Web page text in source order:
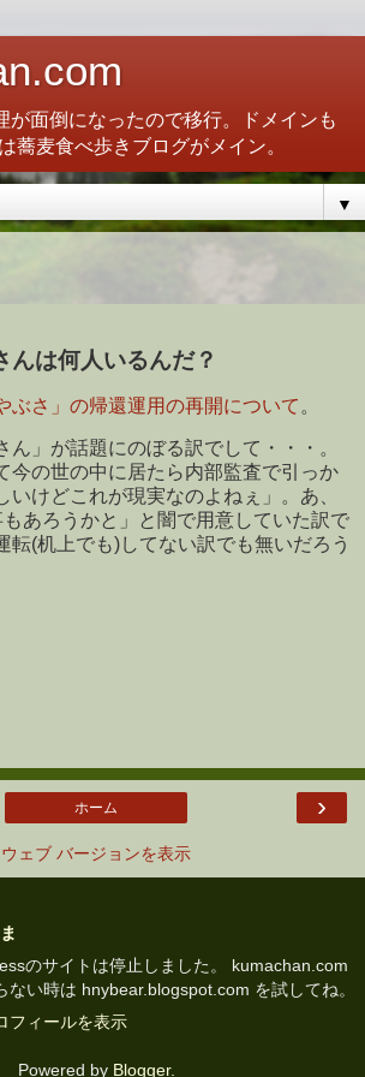
が面倒になったので移行。ドメインも
蕎麦食べ歩きブログがメイン。
▼
は何人いるんだ？
ぶさ」の帰還運用の再開について 。
ん」が話題にのぼる訳でして・・・。
今の世の中に居たら内部監査で引っか
いけどこれが現実なのよねぇ」。あ、
あろうかと」と闇で用意していた訳で
転(机上でも)してない訳でも無いだろう
›
ホーム
ウェブ バージョンを表示
のサイトは停止しました。 kumachan.com
ない時は hnybear.blogspot.com を試してね。
フィールを表示
Powered by Blogger.